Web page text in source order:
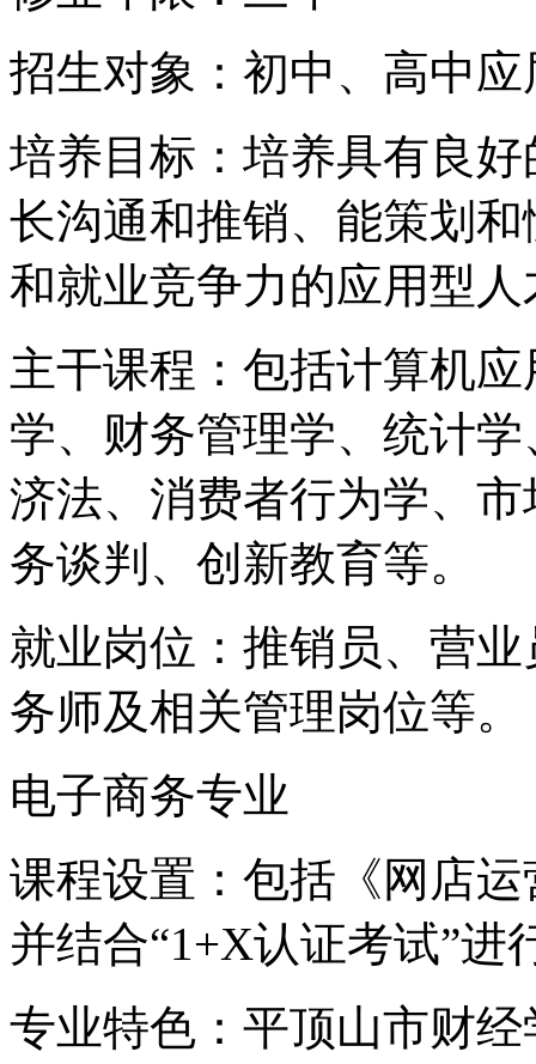
招生对象：初中、高中
培养目标：培养具有良
长沟通和推销、能策划
和就业竞争力的应用型人
主干课程：包括计算机
学、财务管理学、统计
济法、消费者行为学、
务谈判、创新教育等。
就业岗位：推销员、营
务师及相关管理岗位等。
电子商务专业
课程设置：包括《网店
并结合“1+X认证考试”进
专业特色：平顶山市财